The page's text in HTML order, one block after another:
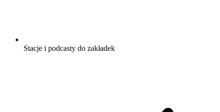
Stacje i podcasty do zakładek